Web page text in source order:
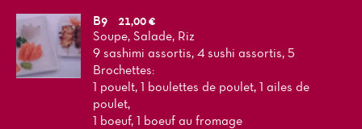
B9
21,00 €
Soupe, Salade, Riz
9 sashimi assortis, 4 sushi assortis, 5
Brochettes:
1 pouelt, 1 boulettes de poulet, 1 ailes de
poulet,
1 boeuf, 1 boeuf au fromage